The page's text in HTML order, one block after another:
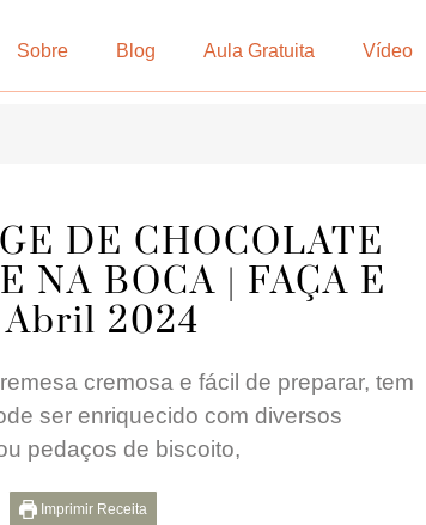
Sobre Blog Aula Gratuita Vídeo
DE CHOCOLATE
NA BOCA | FAÇA E
2024
cremosa e fácil de preparar, tem
ser enriquecido com diversos
pedaços de biscoito,
Imprimir Receita